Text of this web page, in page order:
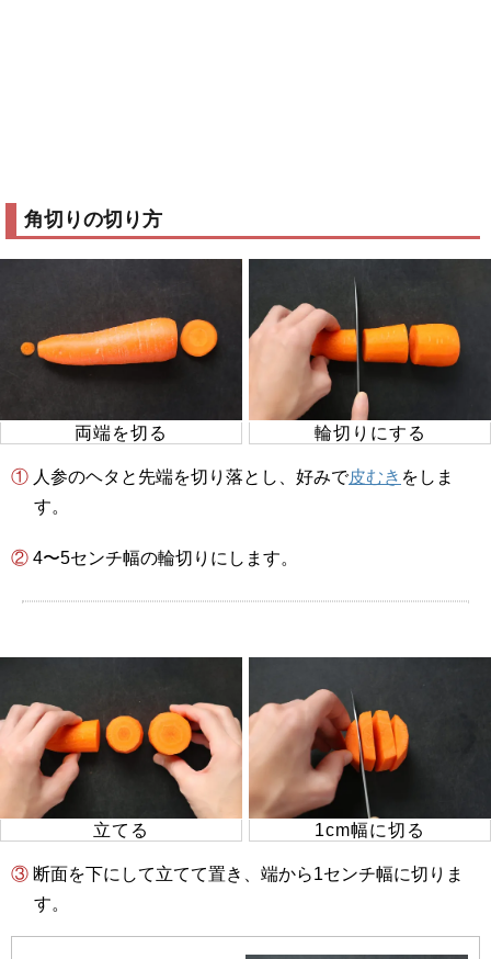
角切りの切り方
両端を切る 輪切りにする
① 人参のヘタと先端を切り落とし、好みで皮むき をしま
す。
② 4〜5センチ幅の輪切りにします。
立てる 1cm幅に切る
③ 断面を下にして立てて置き、端から1センチ幅に切りま
す。